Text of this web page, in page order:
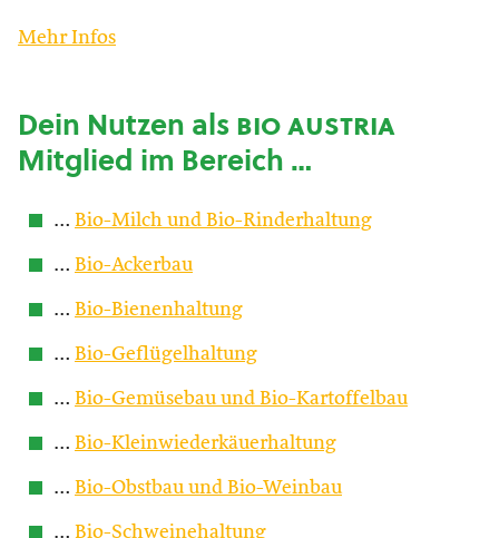
Mehr Infos
Dein Nutzen alsbio austria
Mitglied im Bereich …
… Bio-Milch und Bio-Rinderhaltung
… Bio-Ackerbau
… Bio-Bienenhaltung
… Bio-Geflügelhaltung
… Bio-Gemüsebau und Bio-Kartoffelbau
… Bio-Kleinwiederkäuerhaltung
… Bio-Obstbau und Bio-Weinbau
… Bio-Schweinehaltung